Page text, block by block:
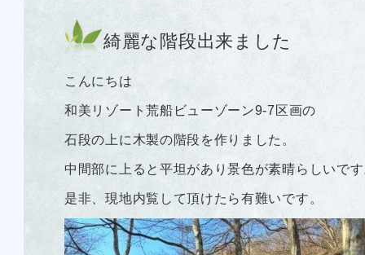
綺麗な階段出来ました
こんにちは
和美リゾート荒船ビューゾーン9-7区画の
石段の上に木製の階段を作りました。
中間部に上ると平坦があり景色が素晴らしいで
是非、現地内覧して頂けたら有難いです。